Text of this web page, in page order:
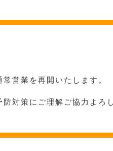
営業を再開いたします。
防対策にご理解ご協力よろ